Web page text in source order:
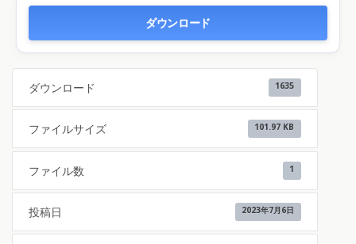
ダウンロード
ダウンロード 1635
ファイルサイズ 101.97 KB
ファイル数 1
投稿日 2023年7月6日